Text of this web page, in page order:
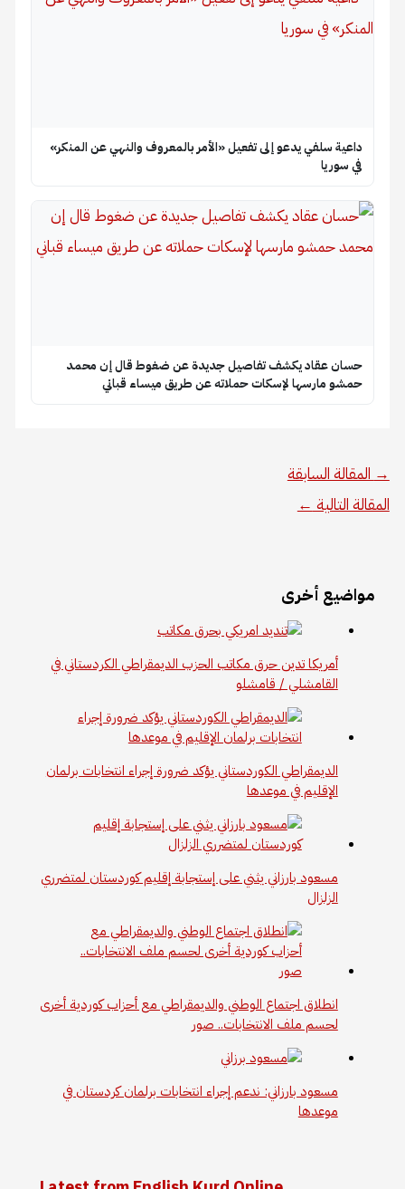
داعية سلفي يدعو إلى تفعيل «الأمر بالمعروف والنهي عن المنكر»
في سوريا
حسان عقاد يكشف تفاصيل جديدة عن ضغوط قال إن محمد
حمشو مارسها لإسكات حملاته عن طريق ميساء قباني
→ المقالة السابقة
المقالة التالية ←
مواضيع أخرى
أمريكا تدين حرق مكاتب الحزب الديمقراطي الكردستاني في
القامشلي / قامشلو
الديمقراطي الكوردستاني يؤكد ضرورة إجراء انتخابات برلمان
الإقليم في موعدها
مسعود بارزاني يثني على إستجابة إقليم كوردستان لمتضرري
الزلزال
انطلاق اجتماع الوطني والديمقراطي مع أحزاب كوردية أخرى
لحسم ملف الانتخابات.. صور
مسعود بارزاني: ندعم إجراء انتخابات برلمان كردستان في
موعدها